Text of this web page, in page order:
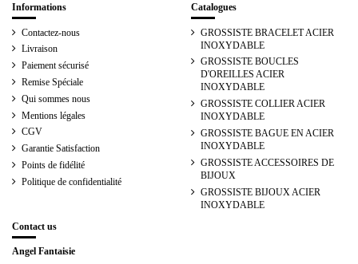
Informations
Contactez-nous
Livraison
Paiement sécurisé
Remise Spéciale
Qui sommes nous
Mentions légales
CGV
Garantie Satisfaction
Points de fidélité
Politique de confidentialité
Catalogues
GROSSISTE BRACELET ACIER
INOXYDABLE
GROSSISTE BOUCLES
D'OREILLES ACIER
INOXYDABLE
GROSSISTE COLLIER ACIER
INOXYDABLE
GROSSISTE BAGUE EN ACIER
INOXYDABLE
GROSSISTE ACCESSOIRES DE
BIJOUX
GROSSISTE BIJOUX ACIER
INOXYDABLE
Contact us
Angel Fantaisie